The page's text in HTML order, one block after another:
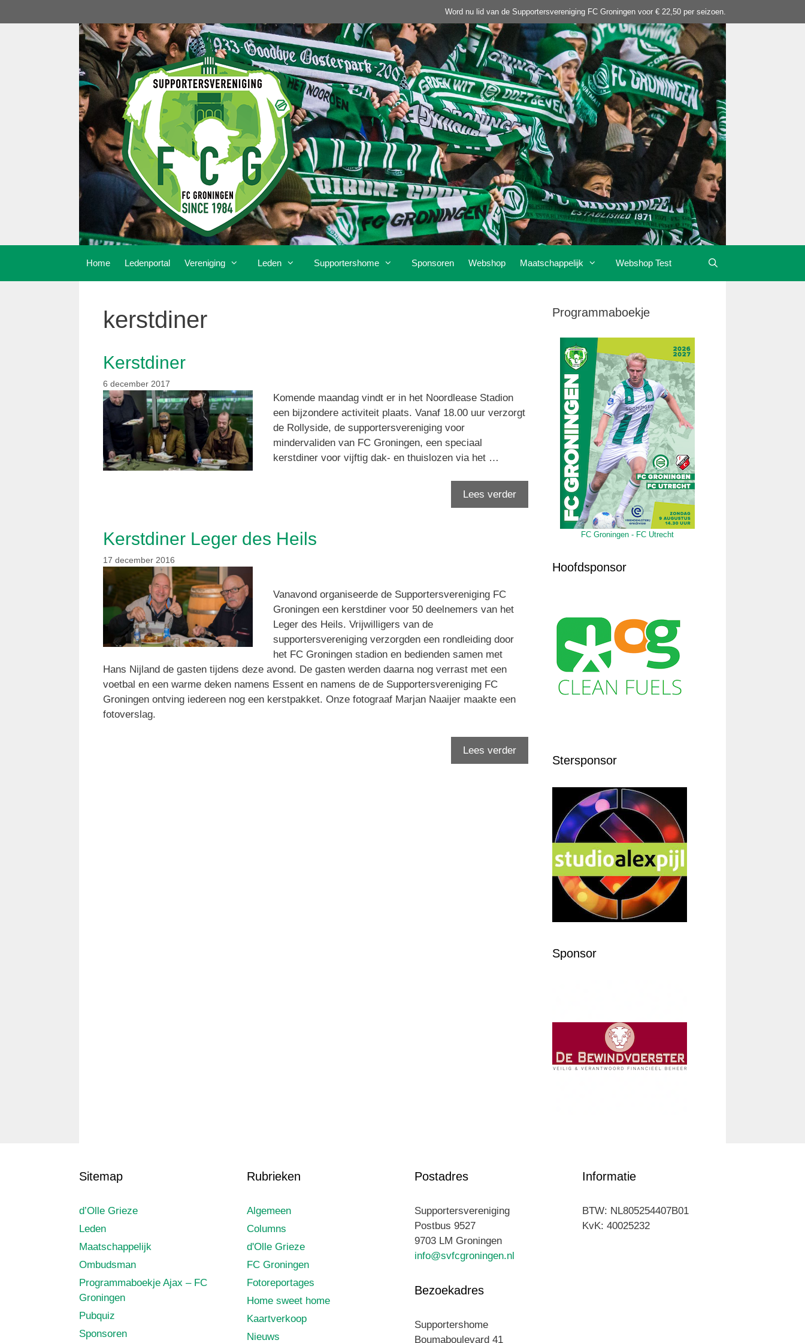
naar
Word nu lid van de Supportersvereniging FC Groningen voor € 22,50 per seizoen.
Home Ledenportal Vereniging Leden Supportershome Sponsoren Webshop Maatschappelijk Webshop Test
kerstdiner
Kerstdiner
6 december 2017
Komende maandag vindt er in het Noordlease Stadion
een bijzondere activiteit plaats. Vanaf 18.00 uur verzorgt
de Rollyside, de supportersvereniging voor
mindervaliden van FC Groningen, een speciaal
kerstdiner voor vijftig dak- en thuislozen via het …
Lees verder
Kerstdiner Leger des Heils
17 december 2016
Vanavond organiseerde de Supportersvereniging FC
Groningen een kerstdiner voor 50 deelnemers van het
Leger des Heils. Vrijwilligers van de
supportersvereniging verzorgden een rondleiding door
het FC Groningen stadion en bedienden samen met
Hans Nijland de gasten tijdens deze avond. De gasten werden daarna nog verrast met een
voetbal en een warme deken namens Essent en namens de de Supportersvereniging FC
Groningen ontving iedereen nog een kerstpakket. Onze fotograaf Marjan Naaijer maakte een
fotoverslag.
Lees verder
Programmaboekje
FC Groningen - FC Utrecht
Hoofdsponsor
Stersponsor
Sponsor
Sitemap
d’Olle Grieze
Leden
Maatschappelijk
Ombudsman
Programmaboekje Ajax – FC
Groningen
Pubquiz
Sponsoren
Rubrieken
Algemeen
Columns
d'Olle Grieze
FC Groningen
Fotoreportages
Home sweet home
Kaartverkoop
Nieuws
Postadres
Supportersvereniging
Postbus 9527
9703 LM Groningen
info@svfcgroningen.nl
Bezoekadres
Supportershome
Boumaboulevard 41
Informatie
BTW: NL805254407B01
KvK: 40025232